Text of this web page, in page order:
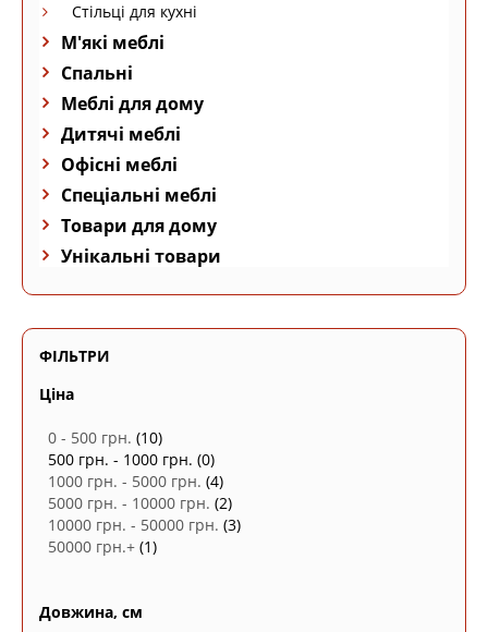
Стільці для кухні
М'які меблі
Спальні
Меблі для дому
Дитячі меблі
Офісні меблі
Спеціальні меблі
Товари для дому
Унікальні товари
ФІЛЬТРИ
Ціна
0 - 500 грн. (10)
500 грн. - 1000 грн. (0)
1000 грн. - 5000 грн. (4)
5000 грн. - 10000 грн. (2)
10000 грн. - 50000 грн. (3)
50000 грн.+ (1)
Довжина, см